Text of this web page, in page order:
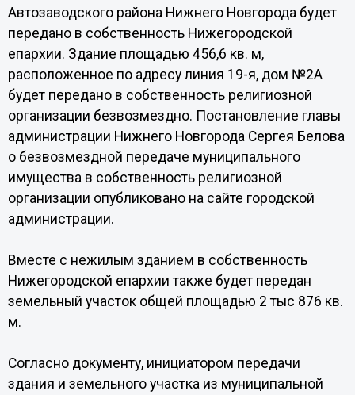
Автозаводского района Нижнего Новгорода будет
передано в собственность Нижегородской
епархии. Здание площадью 456,6 кв. м,
расположенное по адресу линия 19-я, дом №2А
будет передано в собственность религиозной
организации безвозмездно. Постановление главы
администрации Нижнего Новгорода Сергея Белова
о безвозмездной передаче муниципального
имущества в собственность религиозной
организации опубликовано на сайте городской
администрации.
Вместе с нежилым зданием в собственность
Нижегородской епархии также будет передан
земельный участок общей площадью 2 тыс 876 кв.
м.
Согласно документу, инициатором передачи
здания и земельного участка из муниципальной